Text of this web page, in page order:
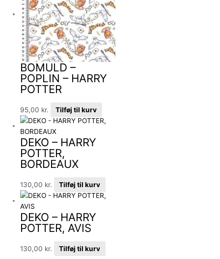
BOMULD –
POPLIN – HARRY
POTTER
95,00 kr. Tilføj til kurv
DEKO – HARRY
POTTER,
BORDEAUX
130,00 kr. Tilføj til kurv
DEKO – HARRY
POTTER, AVIS
130,00 kr. Tilføj til kurv